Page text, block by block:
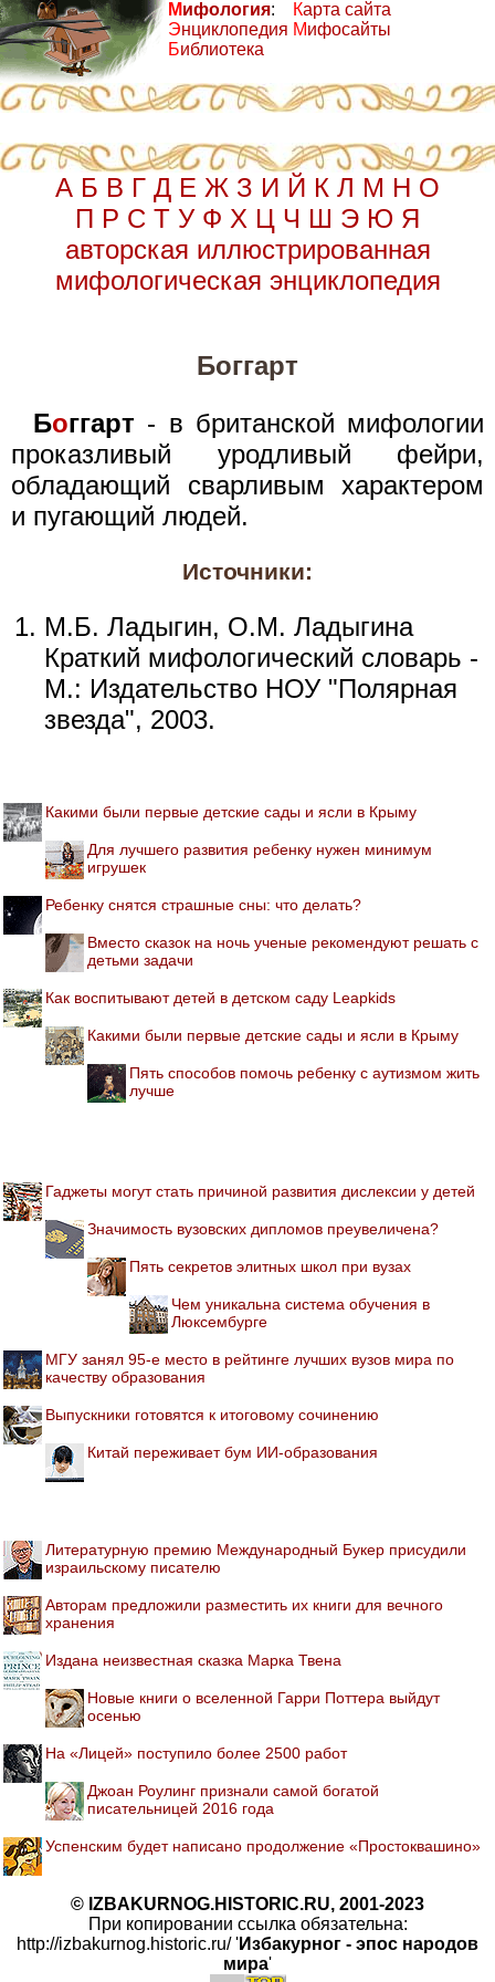
Мифология:
Энциклопедия
Библиотека
Карта сайта
Мифосайты
А Б В Г Д Е Ж З И Й К Л М Н О
П Р С Т У Ф Х Ц Ч Ш Э Ю Я
авторская иллюстрированная
мифологическая энциклопедия
Боггарт
Боггарт - в британской мифологии
проказливый уродливый фейри,
обладающий сварливым характером
и пугающий людей.
Источники:
М.Б. Ладыгин, О.М. Ладыгина
Краткий мифологический словарь -
М.: Издательство НОУ "Полярная
звезда", 2003.
Какими были первые детские сады и ясли в Крыму
Для лучшего развития ребенку нужен минимум
игрушек
Ребенку снятся страшные сны: что делать?
Вместо сказок на ночь ученые рекомендуют решать с
детьми задачи
Как воспитывают детей в детском саду Leapkids
Какими были первые детские сады и ясли в Крыму
Пять способов помочь ребенку с аутизмом жить
лучше
Гаджеты могут стать причиной развития дислексии у детей
Значимость вузовских дипломов преувеличена?
Пять секретов элитных школ при вузах
Чем уникальна система обучения в
Люксембурге
МГУ занял 95-е место в рейтинге лучших вузов мира по
качеству образования
Выпускники готовятся к итоговому сочинению
Китай переживает бум ИИ-образования
Литературную премию Международный Букер присудили
израильскому писателю
Авторам предложили разместить их книги для вечного
хранения
Издана неизвестная сказка Марка Твена
Новые книги о вселенной Гарри Поттера выйдут
осенью
На «Лицей» поступило более 2500 работ
Джоан Роулинг признали самой богатой
писательницей 2016 года
Успенским будет написано продолжение «Простоквашино»
© IZBAKURNOG.HISTORIC.RU, 2001-2023
При копировании ссылка обязательна:
http://izbakurnog.historic.ru/ 'Избакурног - эпос народов
мира'